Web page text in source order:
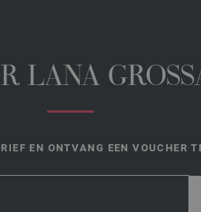
LANA
EN ONTVANG EEN VOUCHER